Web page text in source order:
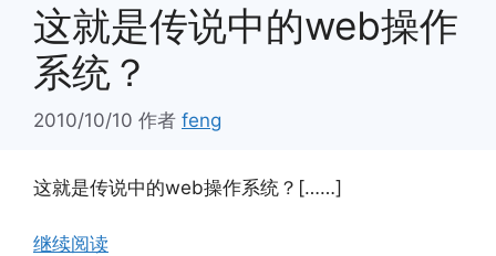
这就是传说中的web操作
系统？
2010/10/10 作者 feng
这就是传说中的web操作系统？[……]
继续阅读